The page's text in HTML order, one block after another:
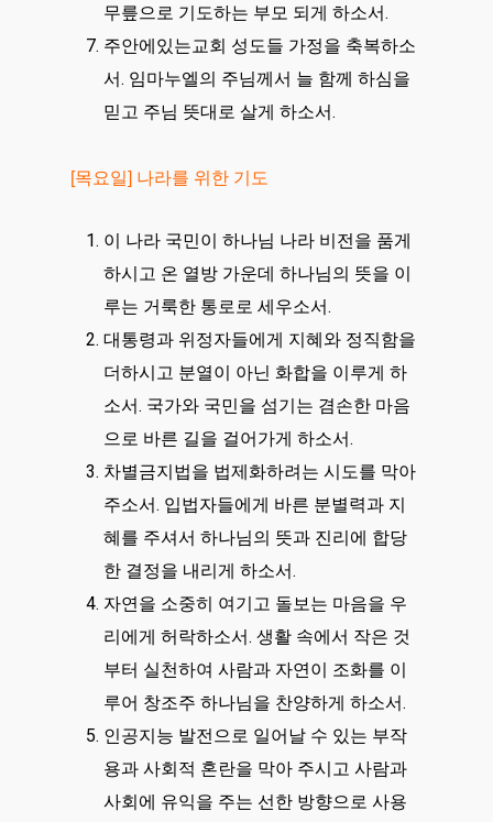
무릎으로 기도하는 부모 되게 하소서.
주안에있는교회 성도들 가정을 축복하소
서. 임마누엘의 주님께서 늘 함께 하심을
믿고 주님 뜻대로 살게 하소서.
[목요일] 나라를 위한 기도
이 나라 국민이 하나님 나라 비전을 품게
하시고 온 열방 가운데 하나님의 뜻을 이
루는 거룩한 통로로 세우소서.
대통령과 위정자들에게 지혜와 정직함을
더하시고 분열이 아닌 화합을 이루게 하
소서. 국가와 국민을 섬기는 겸손한 마음
으로 바른 길을 걸어가게 하소서.
차별금지법을 법제화하려는 시도를 막아
주소서. 입법자들에게 바른 분별력과 지
혜를 주셔서 하나님의 뜻과 진리에 합당
한 결정을 내리게 하소서.
자연을 소중히 여기고 돌보는 마음을 우
리에게 허락하소서. 생활 속에서 작은 것
부터 실천하여 사람과 자연이 조화를 이
루어 창조주 하나님을 찬양하게 하소서.
인공지능 발전으로 일어날 수 있는 부작
용과 사회적 혼란을 막아 주시고 사람과
사회에 유익을 주는 선한 방향으로 사용